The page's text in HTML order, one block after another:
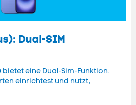
Dual-SIM
bietet eine Dual-Sim-Funktion.
einrichtest und nutzt,